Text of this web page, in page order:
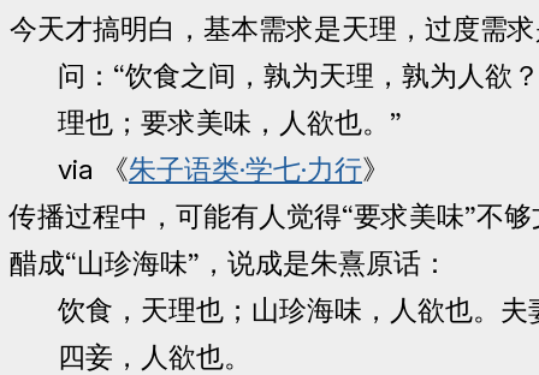
今天才搞明白，基本需求是天理，过度需
问：“饮食之间，孰为天理，孰为人欲
理也；要求美味，人欲也。”
via 《朱子语类·学七·力行》
传播过程中，可能有人觉得“要求美味”不
醋成“山珍海味”，说成是朱熹原话：
饮食，天理也；山珍海味，人欲也。
四妾，人欲也。